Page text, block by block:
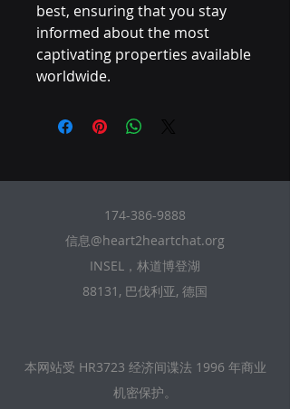
best, ensuring that you stay
informed about the most
captivating properties available
worldwide.
174-386-9888
信息@heart2heartchat.org
INSEL，林道博登湖
88131, 巴伐利亚, 德国
本网站受 HR3723 经济间谍法 1996 年商业
机密保护。